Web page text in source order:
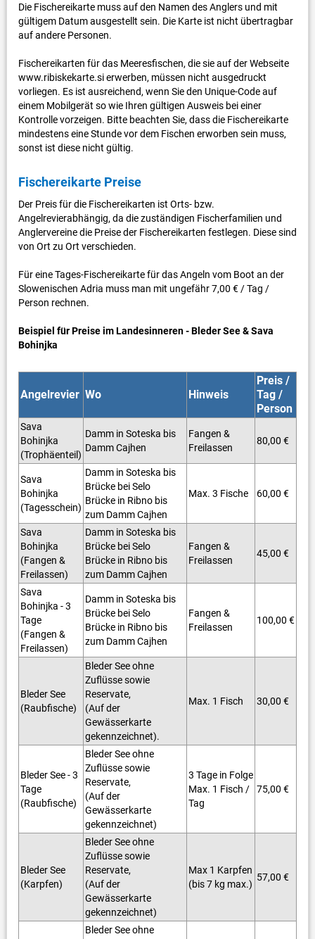
Die Fischereikarte muss auf den Namen des Anglers und mit
gültigem Datum ausgestellt sein. Die Karte ist nicht übertragbar
auf andere Personen.
Fischereikarten für das Meeresfischen, die sie auf der Webseite
www.ribiskekarte.si erwerben, müssen nicht ausgedruckt
vorliegen. Es ist ausreichend, wenn Sie den Unique-Code auf
einem Mobilgerät so wie Ihren gültigen Ausweis bei einer
Kontrolle vorzeigen. Bitte beachten Sie, dass die Fischereikarte
mindestens eine Stunde vor dem Fischen erworben sein muss,
sonst ist diese nicht gültig.
Fischereikarte Preise
Der Preis für die Fischereikarten ist Orts- bzw.
Angelrevierabhängig, da die zuständigen Fischerfamilien und
Anglervereine die Preise der Fischereikarten festlegen. Diese sind
von Ort zu Ort verschieden.
Für eine Tages-Fischereikarte für das Angeln vom Boot an der
Slowenischen Adria muss man mit ungefähr 7,00 € / Tag /
Person rechnen.
Beispiel für Preise im Landesinneren - Bleder See & Sava
Bohinjka
Angelrevier Wo Hinweis
Preis /
Tag /
Person
Sava
Bohinjka
(Trophäenteil)
Damm in Soteska bis
Damm Cajhen
Fangen &
Freilassen
80,00 €
Sava
Bohinjka
(Tagesschein)
Damm in Soteska bis
Brücke bei Selo
Brücke in Ribno bis
zum Damm Cajhen
Max. 3 Fische 60,00 €
Sava
Bohinjka
(Fangen &
Freilassen)
Damm in Soteska bis
Brücke bei Selo
Brücke in Ribno bis
zum Damm Cajhen
Fangen &
Freilassen
45,00 €
Sava
Bohinjka - 3
Tage
(Fangen &
Freilassen)
Damm in Soteska bis
Brücke bei Selo
Brücke in Ribno bis
zum Damm Cajhen
Fangen &
Freilassen
100,00 €
Bleder See
(Raubfische)
Bleder See ohne
Zuflüsse sowie
Reservate,
(Auf der
Gewässerkarte
gekennzeichnet).
Max. 1 Fisch 30,00 €
Bleder See - 3
Tage
(Raubfische)
Bleder See ohne
Zuflüsse sowie
Reservate,
(Auf der
Gewässerkarte
gekennzeichnet)
3 Tage in Folge
Max. 1 Fisch /
Tag
75,00 €
Bleder See
(Karpfen)
Bleder See ohne
Zuflüsse sowie
Reservate,
(Auf der
Gewässerkarte
gekennzeichnet)
Max 1 Karpfen
(bis 7 kg max.)
57,00 €
Bleder See ohne